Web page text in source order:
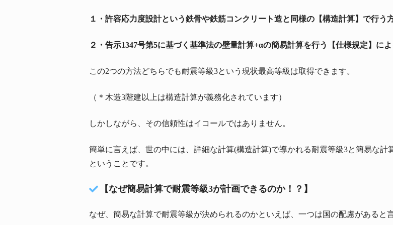
１・許容応力度設計という鉄骨や鉄筋コンクリート造と同様の【構造計算】で行う
２・告示1347号第5に基づく基準法の壁量計算+αの簡易計算を行う【仕様規定】に
この2つの方法どちらでも耐震等級3という現状最高等級は取得できます。
（＊木造3階建以上は構造計算が義務化されています）
しかしながら、その信頼性はイコールではありません。
簡単に言えば、世の中には、詳細な計算(構造計算)で導かれる耐震等級3と簡易な計
ということです。
【なぜ簡易計算で耐震等級3が計画できるのか！？】
なぜ、簡易な計算で耐震等級が決められるのかといえば、一つは国の配慮があると